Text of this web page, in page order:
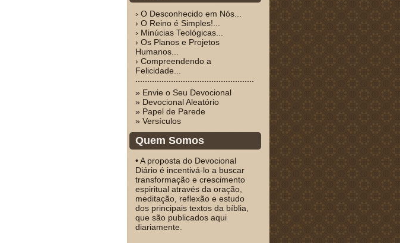
› O Desconhecido em Nós...
› O Reino é Simples!...
› Minúcias Teológicas...
› Os Planos e Projetos
Humanos...
› Compreendendo a
Felicidade...
» Envie o Seu Devocional
» Devocional Aleatório
» Papel de Parede
» Versículos
Quem Somos
• A proposta do Devocional
Diário é incentivá-lo a buscar
transformação e crescimento
espiritual através da oração,
meditação, reflexão e estudo
dos principais textos da bíblia,
que são publicados aqui
diariamente.